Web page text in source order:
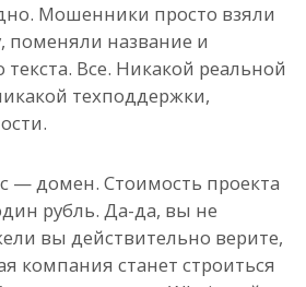
Мошенники просто взяли
поменяли название и
Все. Никакой реальной
техподдержки,
— домен. Стоимость проекта
рубль. Да-да, вы не
вы действительно верите,
компания станет строиться